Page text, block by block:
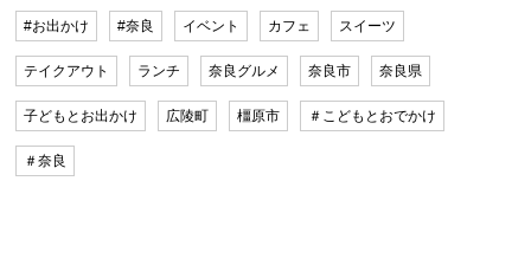
#お出かけ #奈良 イベント カフェ スイーツ
テイクアウト ランチ 奈良グルメ 奈良市 奈良県
子どもとお出かけ 広陵町 橿原市 ＃こどもとおでかけ
＃奈良